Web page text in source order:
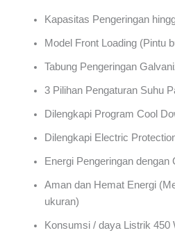
Kapasitas Pengeringan
Model Front Loading (Pintu
Tabung Pengeringan
3 Pilihan Pengaturan Suhu
Dilengkapi Program Cool
Dilengkapi Electric
Energi Pengeringan dengan
Aman dan Hemat Energi
ukuran)
Konsumsi / daya Listrik 450